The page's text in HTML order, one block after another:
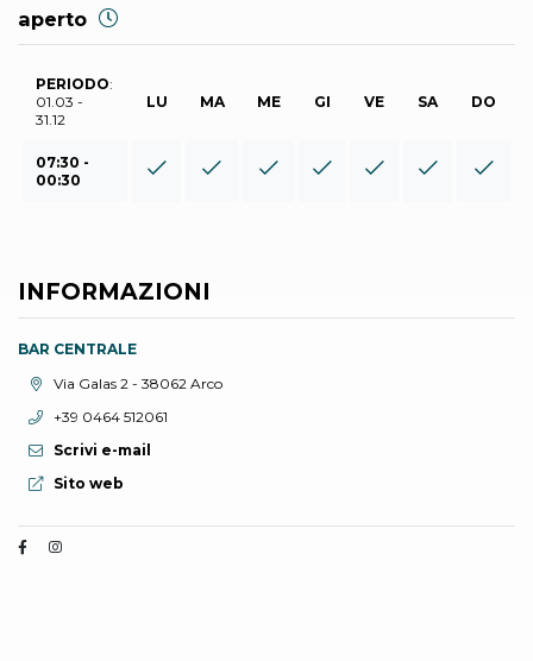
aperto
PERIODO:
01.03 -
31.12
LU MA ME GI VE SA DO
07:30 -
00:30
INFORMAZIONI
BAR CENTRALE
Località:Via Galas 2 - 38062 Arco
Telefono:
+39 0464 512061
Scrivi e-mail
Sito web:
Sito web